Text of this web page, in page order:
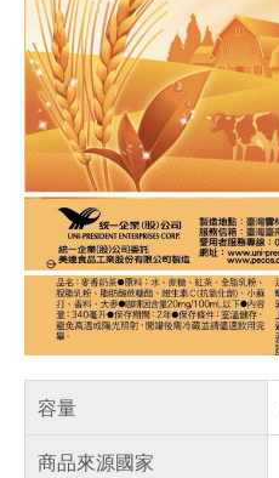
容量
商品來源國家